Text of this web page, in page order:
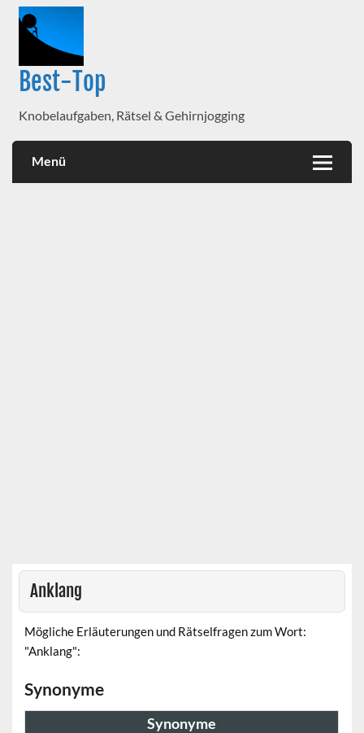
Best-Top
Knobelaufgaben, Rätsel & Gehirnjogging
Menü
Anklang
Mögliche Erläuterungen und Rätselfragen zum Wort:
"Anklang":
Synonyme
Synonyme